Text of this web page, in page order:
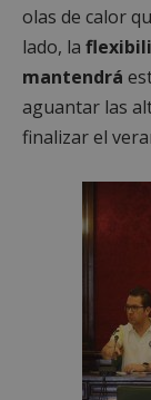
olas de calor
lado, la
mantendrá
aguantar las
finalizar el